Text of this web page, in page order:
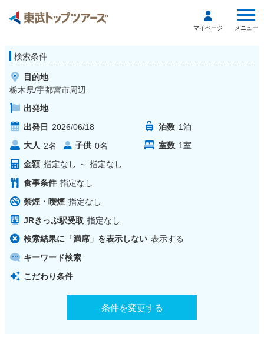
マイページ メニュー
検索条件
目的地
栃木県/宇都宮市周辺
出発地
出発日 2026/06/18 泊数 1泊
大人 2名 子供 0名 室数 1室
金額 指定なし ～ 指定なし
食事条件 指定なし
禁煙・喫煙 指定なし
JRきっぷ駅受取 指定なし
検索結果に「満席」を表示しない 表示する
キーワード検索
こだわり条件
条件を変更する